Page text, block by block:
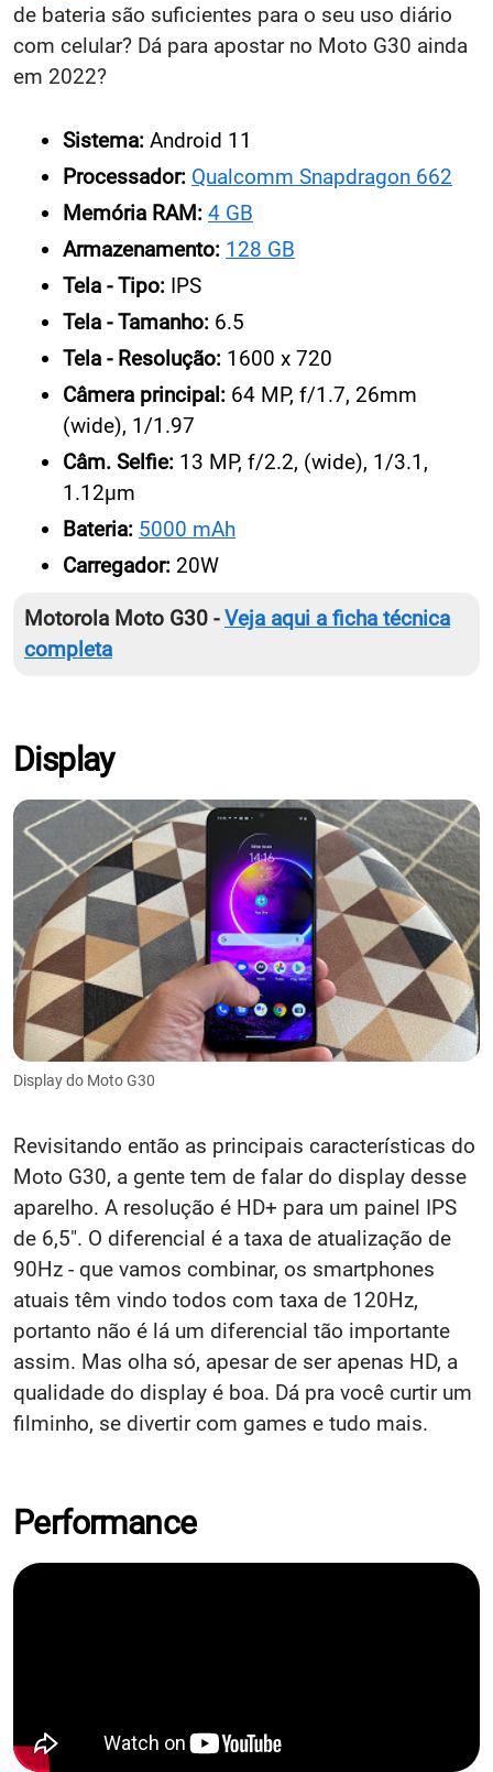
de bateria são suficientes para o seu uso diário
com celular? Dá para apostar no Moto G30 ainda
em 2022?
Sistema: Android 11
Processador: Qualcomm Snapdragon 662
Memória RAM: 4 GB
Armazenamento: 128 GB
Tela - Tipo: IPS
Tela - Tamanho: 6.5
Tela - Resolução: 1600 x 720
Câmera principal: 64 MP, f/1.7, 26mm
(wide), 1/1.97
Câm. Selfie: 13 MP, f/2.2, (wide), 1/3.1,
1.12µm
Bateria: 5000 mAh
Carregador: 20W
Motorola Moto G30 -Veja aqui a ficha técnica
completa
Display
Display do Moto G30
Revisitando então as principais características do
Moto G30, a gente tem de falar do display desse
aparelho. A resolução é HD+ para um painel IPS
de 6,5". O diferencial é a taxa de atualização de
90Hz - que vamos combinar, os smartphones
atuais têm vindo todos com taxa de 120Hz,
portanto não é lá um diferencial tão importante
assim. Mas olha só, apesar de ser apenas HD, a
qualidade do display é boa. Dá pra você curtir um
filminho, se divertir com games e tudo mais.
Performance